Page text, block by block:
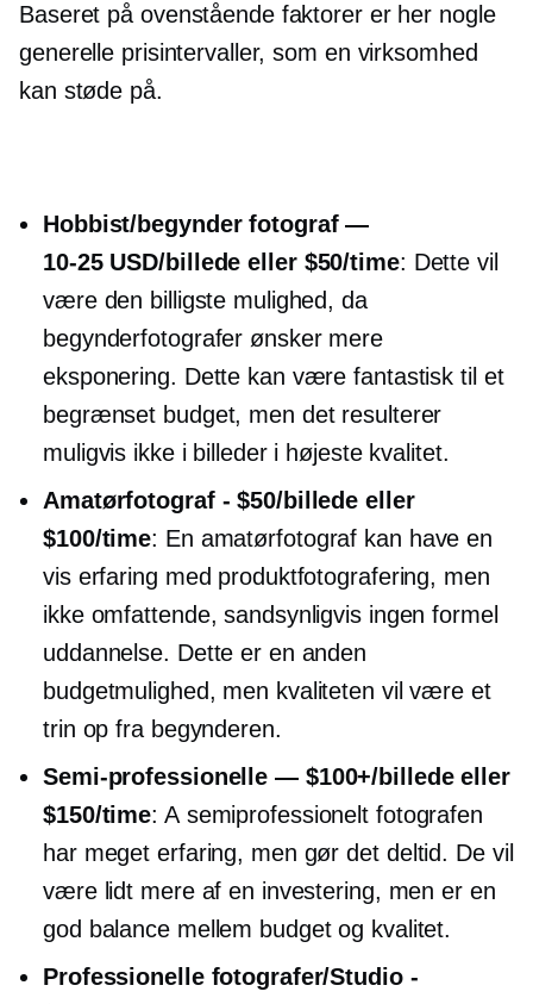
Baseret på ovenstående faktorer er her nogle
generelle prisintervaller, som en virksomhed
kan støde på.
Hobbist/begynder fotograf —
10-25 USD/billede eller $50/time: Dette vil
være den billigste mulighed, da
begynderfotografer ønsker mere
eksponering. Dette kan være fantastisk til et
begrænset budget, men det resulterer
muligvis ikke i billeder i højeste kvalitet.
Amatørfotograf - $50/billede eller
$100/time: En amatørfotograf kan have en
vis erfaring med produktfotografering, men
ikke omfattende, sandsynligvis ingen formel
uddannelse. Dette er en anden
budgetmulighed, men kvaliteten vil være et
trin op fra begynderen.
Semi-professionelle — $100+/billede eller
$150/time: A semiprofessionelt fotografen
har meget erfaring, men gør det deltid. De vil
være lidt mere af en investering, men er en
god balance mellem budget og kvalitet.
Professionelle fotografer/Studio -